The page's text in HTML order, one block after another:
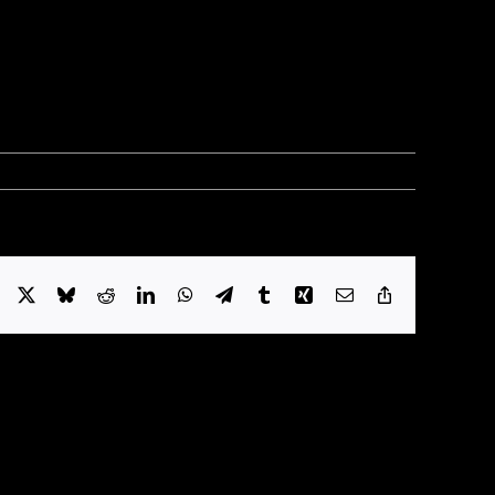
X BlueskyRedditLinkedInWhatsApp
TelegramTumblrXing E-